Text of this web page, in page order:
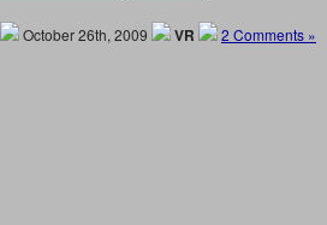
October 26th, 2009 VR 2 Comments »